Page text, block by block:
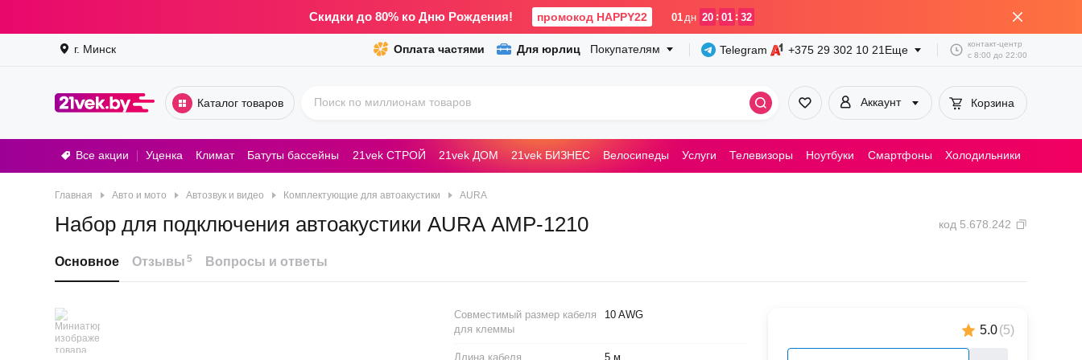
Скидки до 80% ко Дню Рождения! промокод HAPPY22 01 дн 20 : 01 : 32
г. Минск Оплата частями Для юрлиц Покупателям Telegram +375 29 302 10 21 Еще
контакт-центр
с 8:00 до 22:00
Каталог товаров Аккаунт Корзина
Все акции Уценка Климат Батуты бассейны 21vek СТРОЙ 21vek ДОМ 21vek БИЗНЕС Велосипеды Услуги Телевизоры Ноутбуки Смартфоны Холодильники
AURA
Комплектующие для автоакустики
Автозвук и видео
Авто и мото
Главная
Набор для подключения автоакустики AURA AMP-1210 код 5.678.242
Основное Отзывы 5 Вопросы и ответы
Совместимый размер кабеля
для клеммы
10 AWG
Длина кабеля 5 м
5.0(5)